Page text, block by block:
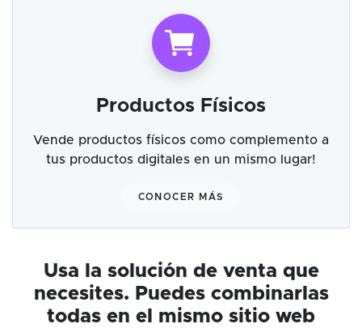
Productos Físicos
Vende productos físicos como complemento a
tus productos digitales en un mismo lugar!
CONOCER MÁS
Usa la solución de venta que
necesites. Puedes combinarlas
todas en el mismo sitio web